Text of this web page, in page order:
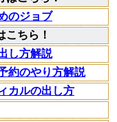
のジョブ
こちら！
し方解説
約のやり方解説
カルの出し方